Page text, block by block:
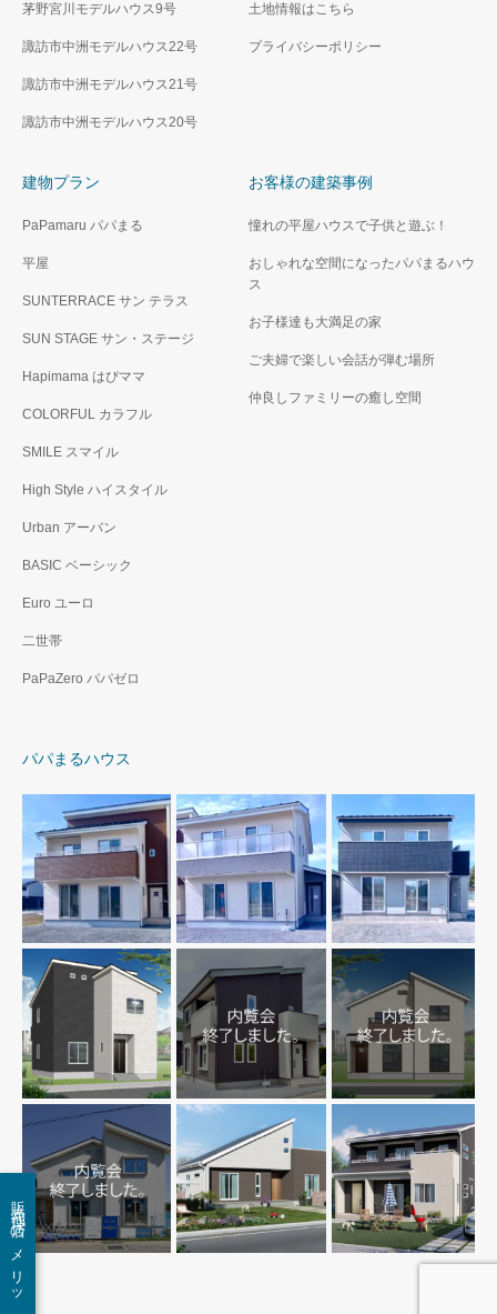
茅野宮川モデルハウス9号
諏訪市中洲モデルハウス22号
諏訪市中洲モデルハウス21号
諏訪市中洲モデルハウス20号
土地情報はこちら
プライバシーポリシー
建物プラン
PaPamaru パパまる
平屋
SUNTERRACE サン テラス
SUN STAGE サン・ステージ
Hapimama はぴママ
COLORFUL カラフル
SMILE スマイル
High Style ハイスタイル
Urban アーバン
BASIC ベーシック
Euro ユーロ
二世帯
PaPaZero パパゼロ
お客様の建築事例
憧れの平屋ハウスで子供と遊ぶ！
おしゃれな空間になったパパまるハウ
ス
お子様達も大満足の家
ご夫婦で楽しい会話が弾む場所
仲良しファミリーの癒し空間
パパまるハウス